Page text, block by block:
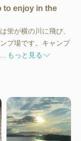
to enjoy in the
蛍が横の川に飛び、
プ場です。キャンプ
もっと見る